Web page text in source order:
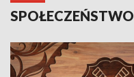
SPOŁECZEŃSTWO